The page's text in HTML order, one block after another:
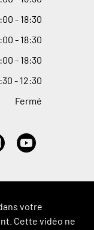
:00 - 18:30
:00 - 18:30
:00 - 18:30
30 - 12:30
Fermé
votre
Cette vidéo ne